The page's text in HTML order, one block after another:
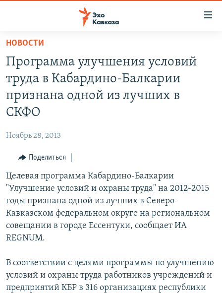
Вернуться
основному
содержанию
Вернутся
главной
Вернутся
поиску
ТБИЛИСИ
СУХУМИ
ЦХИНВАЛИ
СЕВЕРНЫЙ КАВКАЗ
АРМЕНИЯ
АЗЕРБАЙДЖАН
ТЕМЫ
ПОЛИТИКА
ЭКОНОМИКА
ОБЩЕСТВО
КУЛЬТУРА
СПОРТ
РУБРИКИ
НЕКРУГЛЫЙ СТОЛ
ГОСТЬ НЕДЕЛИ
ПОЗИЦИЯ
БЛОГИ
ЧИТАЕМ ПРЕССУ
МУЛЬТИМЕДИА
ВИДЕО
ФОТО
АУДИО
ПОДКАСТЫ
АРХИВ РАДИОПРОГРАММЫ
ПРИСОЕДИНЯЙТЕСЬ!
Все сайты РСЕ/РС
НОВОСТИ
Программа улучшения условий
труда в Кабардино-Балкарии
признана одной из лучших в
СКФО
Ноябрь 28, 2013
Поделиться
Целевая программа Кабардино-Балкарии
"Улучшение условий и охраны труда" на 2012-2015
годы признана одной из лучших в Северо-
Кавказском федеральном округе на региональном
совещании в городе Ессентуки, сообщает ИА
REGNUM.
В соответствии с целями программы по улучшению
условий и охраны труда работников учреждений и
предприятий КБР в 316 организациях республики